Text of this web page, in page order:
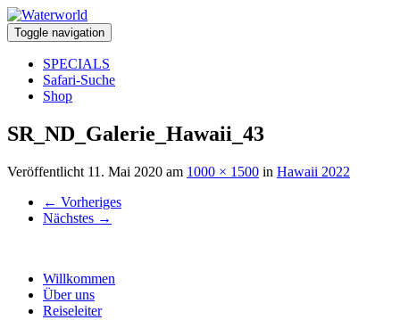
Toggle navigation
SPECIALS
Safari-Suche
Shop
SR_ND_Galerie_Hawaii_43
Veröffentlicht 11. Mai 2020 am 1000 × 1500 in Hawaii 2022
← Vorheriges
Nächstes →
Willkommen
Über uns
Reiseleiter